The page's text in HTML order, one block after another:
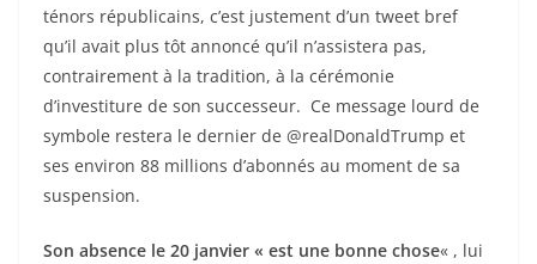
ténors républicains, c’est justement d’un tweet bref
qu’il avait plus tôt annoncé qu’il n’assistera pas,
contrairement à la tradition, à la cérémonie
d’investiture de son successeur. Ce message lourd de
symbole restera le dernier de @realDonaldTrump et
ses environ 88 millions d’abonnés au moment de sa
suspension.
Son absence le 20 janvier « est une bonne chose« , lui